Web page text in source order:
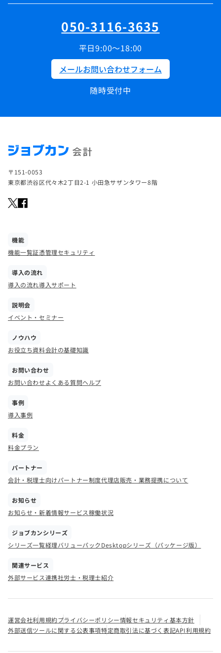
050-3116-3635
平日9:00～18:00
メールお問い合わせフォーム
随時受付中
〒151-0053
東京都渋谷区代々木2丁目2-1 小田急サザンタワー8階
機能
機能一覧証憑管理セキュリティ
導入の流れ
導入の流れ導入サポート
説明会
イベント・セミナー
ノウハウ
お役立ち資料会計の基礎知識
お問い合わせ
お問い合わせよくある質問ヘルプ
事例
導入事例
料金
料金プラン
パートナー
会計・税理士向けパートナー制度代理店販売・業務提携について
お知らせ
お知らせ・新着情報サービス稼働状況
ジョブカンシリーズ
シリーズ一覧経理バリューパックDesktopシリーズ（パッケージ版）
関連サービス
外部サービス連携社労士・税理士紹介
運営会社利用規約プライバシーポリシー情報セキュリティ基本方針
外部送信ツールに関する公表事項特定商取引法に基づく表記API利用規約